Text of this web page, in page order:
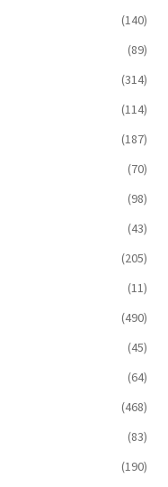
(140)
(89)
(314)
(114)
(187)
(70)
(98)
(43)
(205)
(11)
(490)
(45)
(64)
(468)
(83)
(190)